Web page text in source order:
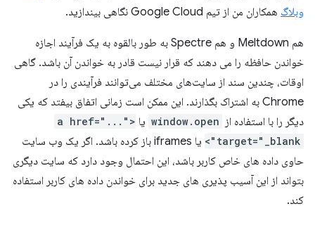
وبلاگ همکاران من از تیم Google Cloud نگاهی بیندازید.
هم Meltdown و هم Spectre به طور بالقوه به یک فرآیند اجازه
خواندن حافظه را می دهند که قرار نیست قادر به خواندن آن باشد. گاهی
اوقات، چندین سند از سایت‌های مختلف می‌توانند فرآیندی را در
Chrome به اشتراک بگذارند. این ممکن است زمانی اتفاق بیفتد که یکی
دیگر را با استفاده از window.open یا
<a href="..."
target="_blank">
یا iframes باز کرده باشد. اگر یک وب سایت
حاوی داده های خاص کاربر باشد، این احتمال وجود دارد که سایت دیگری
بتواند از این آسیب پذیری های جدید برای خواندن داده های کاربر استفاده
کند.